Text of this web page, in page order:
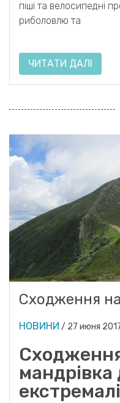
піші та велосипедні
риболовлю та
ЧИТАТИ ДАЛІ
Сходження
НОВИНИ / 27 июня